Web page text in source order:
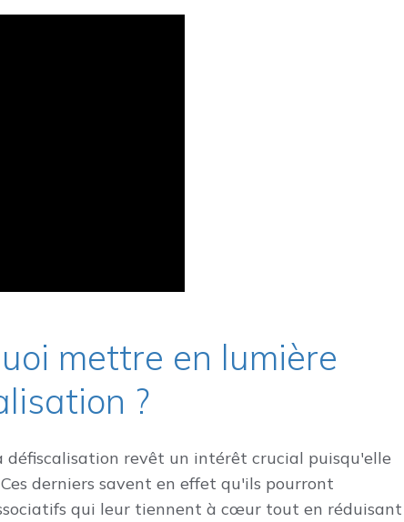
mettre en lumière
?
défiscalisation revêt un intérêt crucial puisqu'elle
derniers savent en effet qu'ils pourront
qui leur tiennent à cœur tout en réduisant